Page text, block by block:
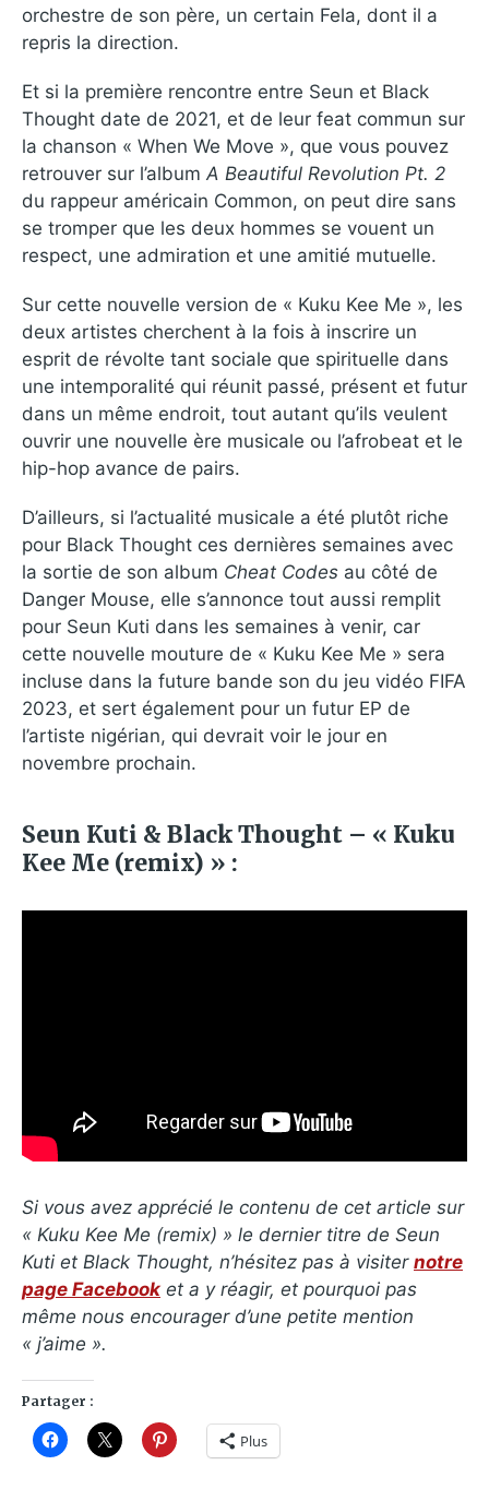
orchestre de son père, un certain Fela, dont il a
repris la direction.
Et si la première rencontre entre Seun et Black
Thought date de 2021, et de leur feat commun sur
la chanson « When We Move », que vous pouvez
retrouver sur l’album A Beautiful Revolution Pt. 2
du rappeur américain Common, on peut dire sans
se tromper que les deux hommes se vouent un
respect, une admiration et une amitié mutuelle.
Sur cette nouvelle version de « Kuku Kee Me », les
deux artistes cherchent à la fois à inscrire un
esprit de révolte tant sociale que spirituelle dans
une intemporalité qui réunit passé, présent et futur
dans un même endroit, tout autant qu’ils veulent
ouvrir une nouvelle ère musicale ou l’afrobeat et le
hip-hop avance de pairs.
D’ailleurs, si l’actualité musicale a été plutôt riche
pour Black Thought ces dernières semaines avec
la sortie de son album Cheat Codes au côté de
Danger Mouse, elle s’annonce tout aussi remplit
pour Seun Kuti dans les semaines à venir, car
cette nouvelle mouture de « Kuku Kee Me » sera
incluse dans la future bande son du jeu vidéo FIFA
2023, et sert également pour un futur EP de
l’artiste nigérian, qui devrait voir le jour en
novembre prochain.
Seun Kuti & Black Thought – « Kuku
Kee Me (remix) » :
Si vous avez apprécié le contenu de cet article sur
« Kuku Kee Me (remix) » le dernier titre de Seun
Kuti et Black Thought, n’hésitez pas à visiter notre
page Facebook et a y réagir, et pourquoi pas
même nous encourager d’une petite mention
« j’aime ».
Partager :
Plus